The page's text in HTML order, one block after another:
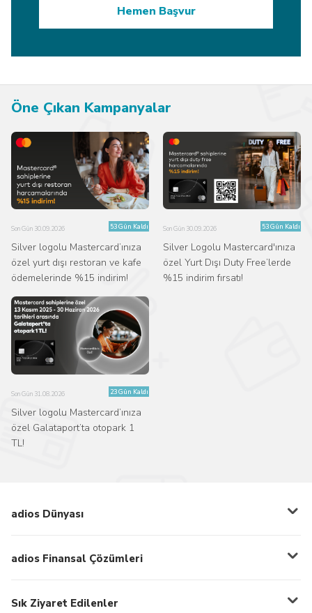
Hemen Başvur
Öne Çıkan Kampanyalar
Son Gün 30.09.2026 53 Gün Kaldı
Silver logolu Mastercard’ınıza
özel yurt dışı restoran ve kafe
ödemelerinde %15 indirim!
Son Gün 30.09.2026 53 Gün Kaldı
Silver Logolu Mastercard'ınıza
özel Yurt Dışı Duty Free’lerde
%15 indirim fırsatı!
Son Gün 31.08.2026 23 Gün Kaldı
Silver logolu Mastercard’ınıza
özel Galataport’ta otopark 1
TL!
adios Dünyası
adios Finansal Çözümleri
Sık Ziyaret Edilenler